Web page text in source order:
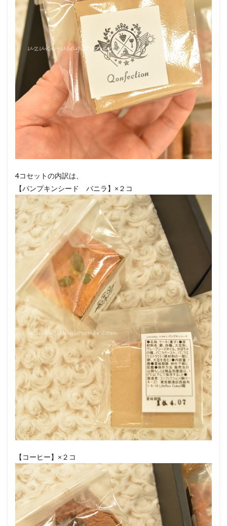
4コセットの内訳は、
【パンプキンシード バニラ】×２コ
【コーヒー】×２コ